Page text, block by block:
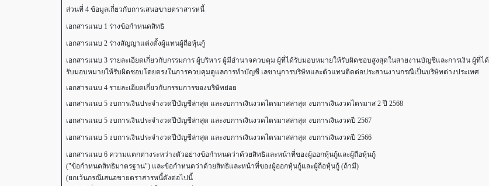
ส่วนที่ 4 ข้อมูลเกี่ยวกับการเสนอขายตราสารหนี้
เอกสารแนบ 1 ร่างข้อกำหนดสิทธิ
เอกสารแนบ 2 ร่างสัญญาแต่งตั้งผู้แทนผู้ถือหุ้นกู้
เอกสารแนบ 3 รายละเอียดเกี่ยวกับกรรมการ ผู้บริหาร ผู้มีอำนาจควบคุม ผู้ที่ได้รับมอบหมายให้รับผิดชอบสูงสุดในสายงานบัญชีและการเงิน ผู้ที่ได้
รับมอบหมายให้รับผิดชอบโดยตรงในการควบคุมดูแลการทำบัญชี เลขานุการบริษัทและตัวแทนติดต่อประสานงานกรณีเป็นบริษัทต่างประเทศ
เอกสารแนบ 4 รายละเอียดเกี่ยวกับกรรมการของบริษัทย่อย
เอกสารแนบ 5 งบการเงินประจำงวดปีบัญชีล่าสุด และงบการเงินงวดไตรมาสล่าสุด งบการเงินงวดไตรมาส 2 ปี 2568
เอกสารแนบ 5 งบการเงินประจำงวดปีบัญชีล่าสุด และงบการเงินงวดไตรมาสล่าสุด งบการเงินงวดปี 2567
เอกสารแนบ 5 งบการเงินประจำงวดปีบัญชีล่าสุด และงบการเงินงวดไตรมาสล่าสุด งบการเงินงวดปี 2566
เอกสารแนบ 6 ความแตกต่างระหว่างตัวอย่างข้อกำหนดว่าด้วยสิทธิและหน้าที่ของผู้ออกหุ้นกู้และผู้ถือหุ้นกู้
("ข้อกำหนดสิทธิมาตรฐาน") และข้อกำหนดว่าด้วยสิทธิและหน้าที่ของผู้ออกหุ้นกู้และผู้ถือหุ้นกู้ (ถ้ามี)
(ยกเว้นกรณีเสนอขายตราสารหนี้ดังต่อไปนี้